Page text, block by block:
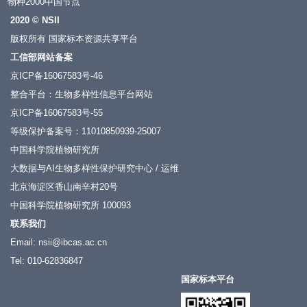
物种2000中国节点
2020 © NSII
版权所有 国家标本资源共享平台
工信部网站备案
京ICP备16067583号-46
整合平台：生物多样性信息平台网站
京ICP备16067583号-55
等级保护备案号：11010850939-25007
中国科学院植物研究所
大数据与AI生物多样性保护研究中心 / 运维
北京海淀区香山南辛村20号
中国科学院植物研究所 100093
联系我们
Email: nsii@ibcas.ac.cn
Tel: 010-62836847
国家标本平台